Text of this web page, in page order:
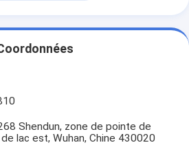
Shendun, zone de pointe de
lac est, Wuhan, Chine 430020